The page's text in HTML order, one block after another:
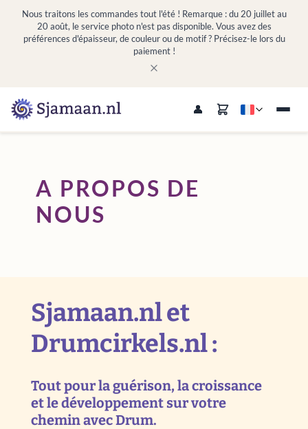
Nous traitons les commandes tout l'été ! Remarque : du 20 juillet au
20 août, le service photo n'est pas disponible. Vous avez des
préférences d'épaisseur, de couleur ou de motif ? Précisez-le lors du
paiement !
A PROPOS DE
NOUS
Sjamaan.nl et
Drumcirkels.nl :
Tout pour la guérison, la croissance
et le développement sur votre
chemin avec Drum.